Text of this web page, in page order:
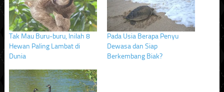
Tak Mau Buru-buru, Inilah 8
Hewan Paling Lambat di
Dunia
Pada Usia Berapa Penyu
Dewasa dan Siap
Berkembang Biak?